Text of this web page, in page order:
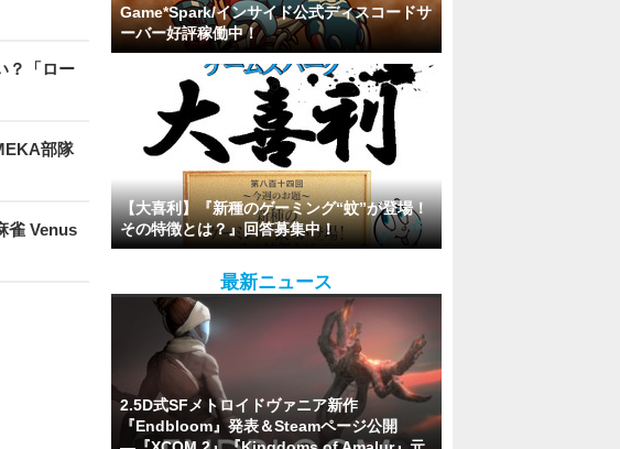
？「ロー
部隊
雀 Venus
Game*Spark/インサイド公式ディスコードサ
ーバー好評稼働中！
【大喜利】『新種のゲーミング“蚊”が登場！
その特徴とは？』回答募集中！
最新ニュース
2.5D式SFメトロイドヴァニア新作
『Endbloom』発表＆Steamページ公開